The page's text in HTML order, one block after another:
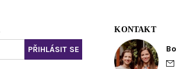
KONTAKT